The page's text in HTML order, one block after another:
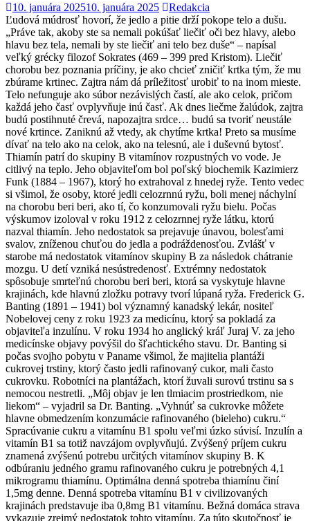
10. januára 202510. januára 2025
Redakcia
Ľudová múdrosť hovorí, že jedlo a pitie drží pokope telo a dušu.
„Práve tak, akoby ste sa nemali pokúšať liečiť oči bez hlavy, alebo
hlavu bez tela, nemali by ste liečiť ani telo bez duše“ – napísal
veľký grécky filozof Sokrates (469 – 399 pred Kristom). Liečiť
chorobu bez poznania príčiny, je ako chcieť zničiť krtka tým, že mu
zbúrame krtinec. Zajtra nám dá príležitosť urobiť to na inom mieste.
Telo nefunguje ako súbor nezávislých častí, ale ako celok, pričom
každá jeho časť ovplyvňuje inú časť. Ak dnes liečme žalúdok, zajtra
budú postihnuté črevá, napozajtra srdce… budú sa tvoriť neustále
nové krtince. Zaniknú až vtedy, ak chytíme krtka! Preto sa musíme
dívať na telo ako na celok, ako na telesnú, ale i duševnú bytosť.
Thiamín patrí do skupiny B vitamínov rozpustných vo vode. Je
citlivý na teplo. Jeho objaviteľom bol poľský biochemik Kazimierz
Funk (1884 – 1967), ktorý ho extrahoval z hnedej ryže. Tento vedec
si všimol, že osoby, ktoré jedli celozrnnú ryžu, boli menej náchylní
na chorobu beri beri, ako tí, čo konzumovali ryžu bielu. Počas
výskumov izoloval v roku 1912 z celozrnnej ryže látku, ktorú
nazval thiamín. Jeho nedostatok sa prejavuje únavou, bolesťami
svalov, zníženou chuťou do jedla a podráždenosťou. Zvlášť v
starobe má nedostatok vitamínov skupiny B za následok chátranie
mozgu. U detí vzniká nesústredenosť. Extrémny nedostatok
spôsobuje smrteľnú chorobu beri beri, ktorá sa vyskytuje hlavne
krajinách, kde hlavnú zložku potravy tvorí lúpaná ryža. Frederick G.
Banting (1891 – 1941) bol významný kanadský lekár, nositeľ
Nobelovej ceny z roku 1923 za medicínu, ktorý sa pokladá za
objaviteľa inzulínu. V roku 1934 ho anglický kráľ Juraj V. za jeho
medicínske objavy povýšil do šľachtického stavu. Dr. Banting si
počas svojho pobytu v Paname všimol, že majitelia plantáži
cukrovej trstiny, ktorý často jedli rafinovaný cukor, mali často
cukrovku. Robotníci na plantážach, ktorí žuvali surovú trstinu sa s
nemocou nestretli. „Môj objav je len tlmiacim prostriedkom, nie
liekom“ – vyjadril sa Dr. Banting. „Vyhnúť sa cukrovke môžete
hlavne obmedzením konzumácie rafinovaného (bieleho) cukru.“
Spracúvanie cukru a vitamínu B1 spolu veľmi úzko súvisí. Inzulín a
vitamín B1 sa totiž navzájom ovplyvňujú. Zvýšený príjem cukru
znamená zvýšenú potrebu určitých vitamínov skupiny B. K
odbúraniu jedného gramu rafinovaného cukru je potrebných 4,1
mikrogramu thiamínu. Optimálna denná spotreba thiamínu činí
1,5mg denne. Denná spotreba vitamínu B1 v civilizovaných
krajinách predstavuje iba 0,8mg B1 vitamínu. Bežná domáca strava
vykazuje zrejmý nedostatok tohto vitamínu. Za túto skutočnosť je